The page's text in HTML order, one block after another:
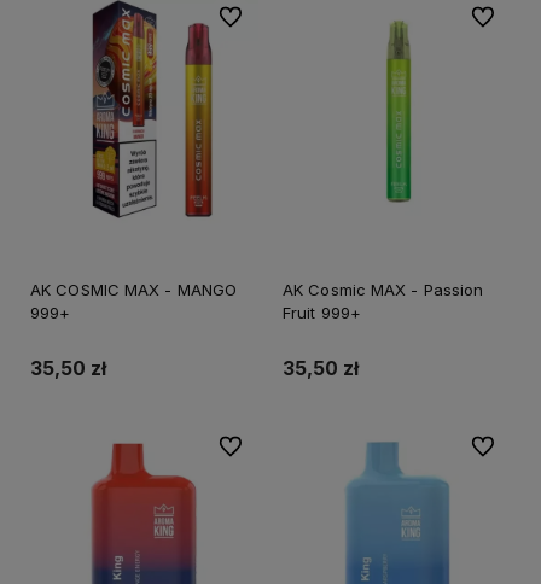
AK COSMIC MAX - MANGO
999+
35,50 zł
Do ulubionych
AK Cosmic MAX - Passion
Fruit 999+
35,50 zł
Do
Do ulubionych Do